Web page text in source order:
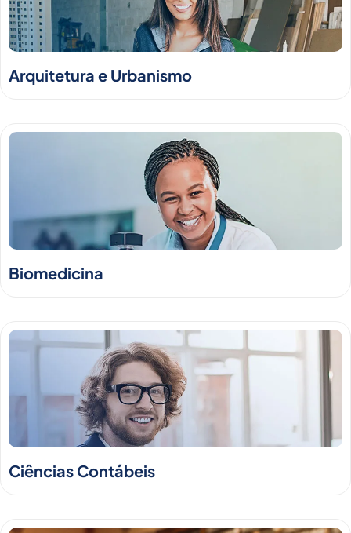
Arquitetura e Urbanismo
Biomedicina
Ciências Contábeis